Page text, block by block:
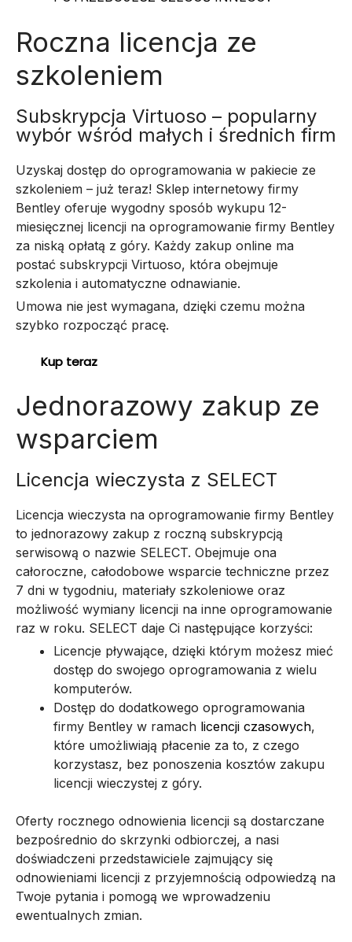
Roczna licencja ze
szkoleniem
Subskrypcja Virtuoso – popularny
wybór wśród małych i średnich firm
Uzyskaj dostęp do oprogramowania w pakiecie ze
szkoleniem – już teraz! Sklep internetowy firmy
Bentley oferuje wygodny sposób wykupu 12-
miesięcznej licencji na oprogramowanie firmy Bentley
za niską opłatą z góry. Każdy zakup online ma
postać subskrypcji Virtuoso, która obejmuje
szkolenia i automatyczne odnawianie.
Umowa nie jest wymagana, dzięki czemu można
szybko rozpocząć pracę.
Kup teraz
Jednorazowy zakup ze
wsparciem
Licencja wieczysta z SELECT
Licencja wieczysta na oprogramowanie firmy Bentley
to jednorazowy zakup z roczną subskrypcją
serwisową o nazwie SELECT. Obejmuje ona
całoroczne, całodobowe wsparcie techniczne przez
7 dni w tygodniu, materiały szkoleniowe oraz
możliwość wymiany licencji na inne oprogramowanie
raz w roku. SELECT daje Ci następujące korzyści:
Licencje pływające, dzięki którym możesz mieć
dostęp do swojego oprogramowania z wielu
komputerów.
Dostęp do dodatkowego oprogramowania
firmy Bentley w ramach licencji czasowych,
które umożliwiają płacenie za to, z czego
korzystasz, bez ponoszenia kosztów zakupu
licencji wieczystej z góry.
Oferty rocznego odnowienia licencji są dostarczane
bezpośrednio do skrzynki odbiorczej, a nasi
doświadczeni przedstawiciele zajmujący się
odnowieniami licencji z przyjemnością odpowiedzą na
Twoje pytania i pomogą we wprowadzeniu
ewentualnych zmian.